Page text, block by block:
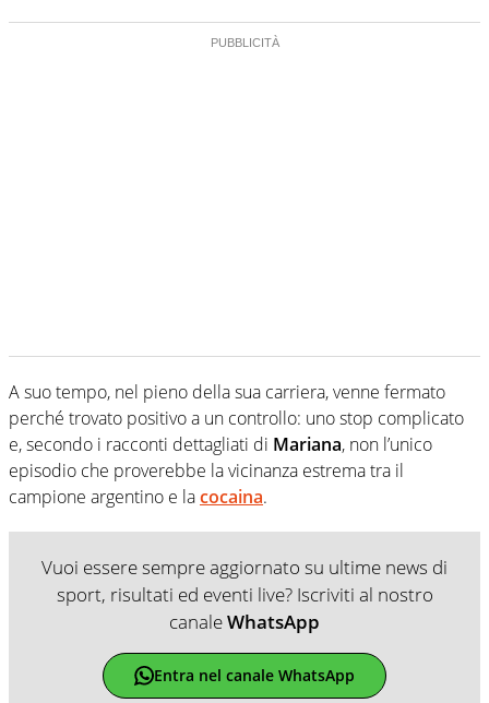
A suo tempo, nel pieno della sua carriera, venne fermato
perché trovato positivo a un controllo: uno stop complicato
e, secondo i racconti dettagliati di Mariana, non l’unico
episodio che proverebbe la vicinanza estrema tra il
campione argentino e lacocaina.
Vuoi essere sempre aggiornato su ultime news di
sport, risultati ed eventi live? Iscriviti al nostro
canaleWhatsApp
Entra nel canale WhatsApp